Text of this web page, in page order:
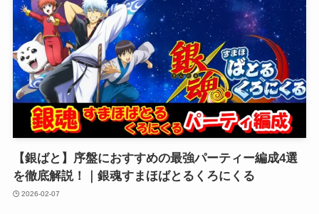
【銀ばと】序盤におすすめの最強パーティー編成4選
を徹底解説！｜銀魂すまほばとるくろにくる
2026-02-07